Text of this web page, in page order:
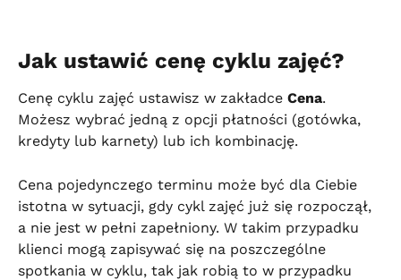
Jak ustawić cenę cyklu zajęć?
Cenę cyklu zajęć ustawisz w zakładce Cena.
Możesz wybrać jedną z opcji płatności (gotówka,
kredyty lub karnety) lub ich kombinację.
Cena pojedynczego terminu może być dla Ciebie
istotna w sytuacji, gdy cykl zajęć już się rozpoczął,
a nie jest w pełni zapełniony. W takim przypadku
klienci mogą zapisywać się na poszczególne
spotkania w cyklu, tak jak robią to w przypadku